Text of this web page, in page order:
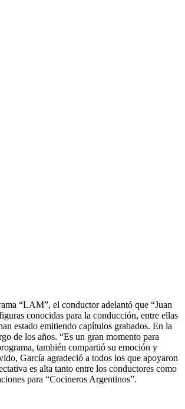
“LAM”, el conductor adelantó que “Juan
conocidas para la conducción, entre ellas
estado emitiendo capítulos grabados. En la
de los años. “Es un gran momento para
también compartió su emoción y
García agradeció a todos los que apoyaron
es alta tanto entre los conductores como
para “Cocineros Argentinos”.